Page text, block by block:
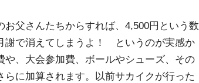
父さんたちからすれば、4,500円という数
謝で消えてしまうよ！ というのが実感か
や、大会参加費、ボールやシューズ、その
に加算されます。以前サカイクが行った